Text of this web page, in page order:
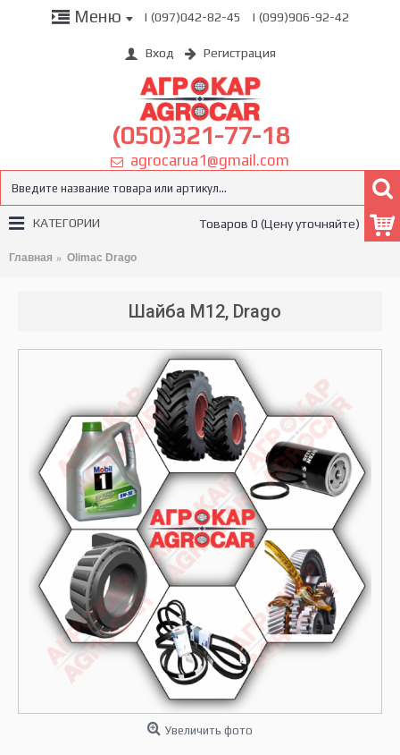
Меню | (097)042-82-45 | (099)906-92-42
Вход Регистрация
(050)321-77-18
agrocarua1@gmail.com
Товаров 0 (Цену уточняйте)
КАТЕГОРИИ
Главная Olimac Drago
Шайба M12, Drago
Увеличить фото